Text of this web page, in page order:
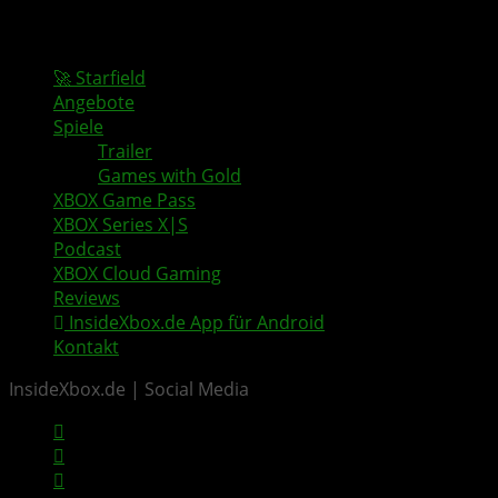
🚀 Starfield
Angebote
Spiele
Trailer
Games with Gold
XBOX Game Pass
XBOX Series X|S
Podcast
XBOX Cloud Gaming
Reviews
InsideXbox.de App für Android
Kontakt
InsideXbox.de | Social Media